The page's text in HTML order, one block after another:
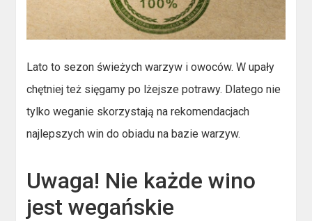
Lato to sezon świeżych warzyw i owoców. W upały
chętniej też sięgamy po lżejsze potrawy. Dlatego nie
tylko weganie skorzystają na rekomendacjach
najlepszych win do obiadu na bazie warzyw.
Uwaga! Nie każde wino
jest wegańskie